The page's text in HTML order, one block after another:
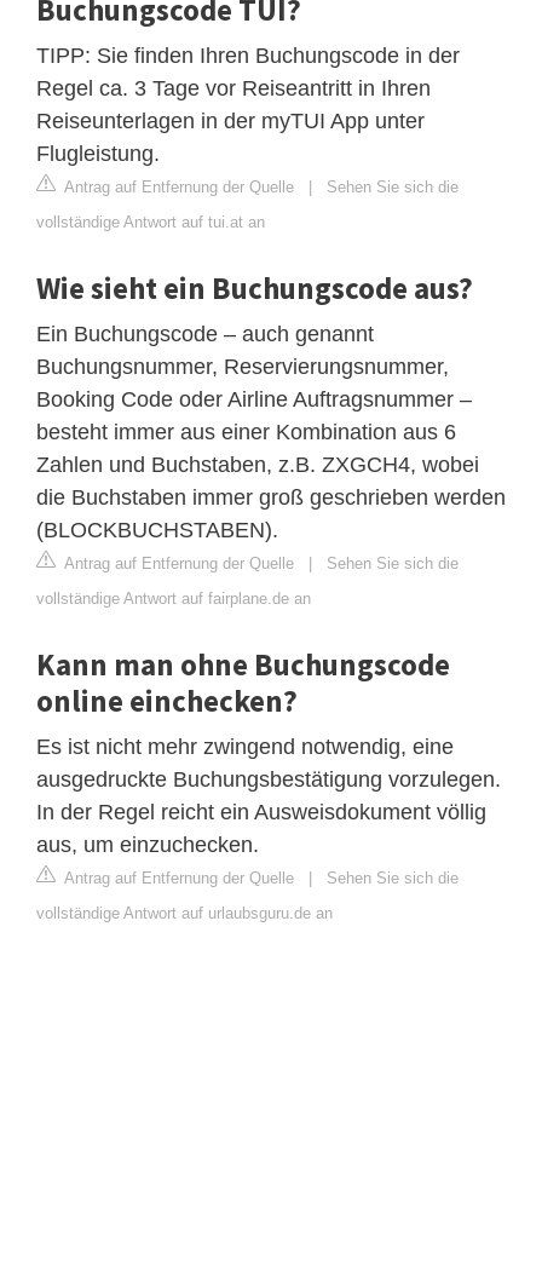
Buchungscode TUI?
TIPP: Sie finden Ihren Buchungscode in der
Regel ca. 3 Tage vor Reiseantritt in Ihren
Reiseunterlagen in der myTUI App unter
Flugleistung.
Antrag auf Entfernung der Quelle | Sehen Sie sich die
vollständige Antwort auf tui.at an
Wie sieht ein Buchungscode aus?
Ein Buchungscode – auch genannt
Buchungsnummer, Reservierungsnummer,
Booking Code oder Airline Auftragsnummer –
besteht immer aus einer Kombination aus 6
Zahlen und Buchstaben, z.B. ZXGCH4, wobei
die Buchstaben immer groß geschrieben werden
(BLOCKBUCHSTABEN).
Antrag auf Entfernung der Quelle | Sehen Sie sich die
vollständige Antwort auf fairplane.de an
Kann man ohne Buchungscode
online einchecken?
Es ist nicht mehr zwingend notwendig, eine
ausgedruckte Buchungsbestätigung vorzulegen.
In der Regel reicht ein Ausweisdokument völlig
aus, um einzuchecken.
Antrag auf Entfernung der Quelle | Sehen Sie sich die
vollständige Antwort auf urlaubsguru.de an